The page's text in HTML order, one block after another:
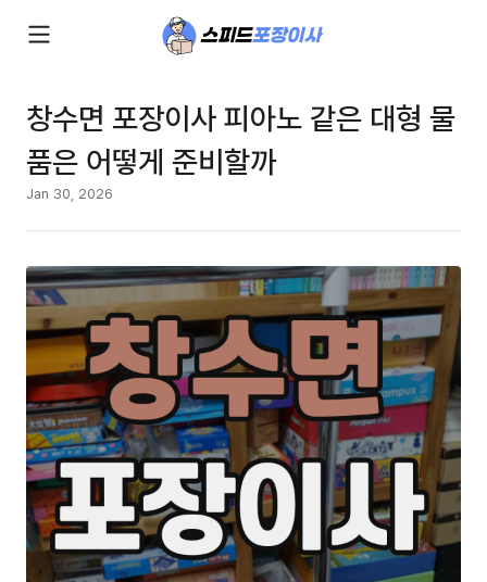
창수면 포장이사 피아노 같은 대형 물
품은 어떻게 준비할까
Jan 30, 2026